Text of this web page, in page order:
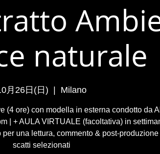
naturale
月26日(日) Milano
(4 ore) con modella in esterna condotto da
| + AULA VIRTUALE (facoltativa) in
una lettura, commento & post-
scatti selezionati